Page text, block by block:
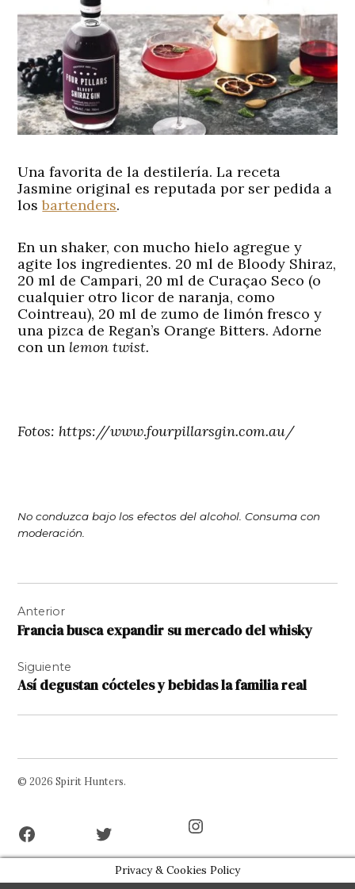
Una favorita de la destilería. La receta
Jasmine original es reputada por ser pedida a
losbartenders.
En un shaker, con mucho hielo agregue y
agite los ingredientes. 20 ml de Bloody Shiraz,
20 ml de Campari, 20 ml de Curaçao Seco (o
cualquier otro licor de naranja, como
Cointreau), 20 ml de zumo de limón fresco y
una pizca de Regan’s Orange Bitters. Adorne
con un lemon twist.
Fotos: https://www.fourpillarsgin.com.au/
No conduzca bajo los efectos del alcohol. Consuma con
moderación.
de
entradas
Anterior
Francia busca expandir su mercado del whisky
Siguiente
Así degustan cócteles y bebidas la familia real
© 2026 Spirit Hunters.
Privacy & Cookies Policy